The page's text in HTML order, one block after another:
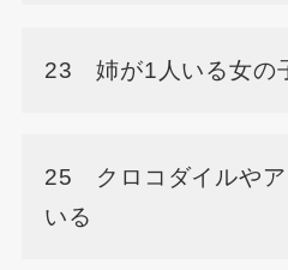
23 姉が1人いる女の
25 クロコダイルやア
いる